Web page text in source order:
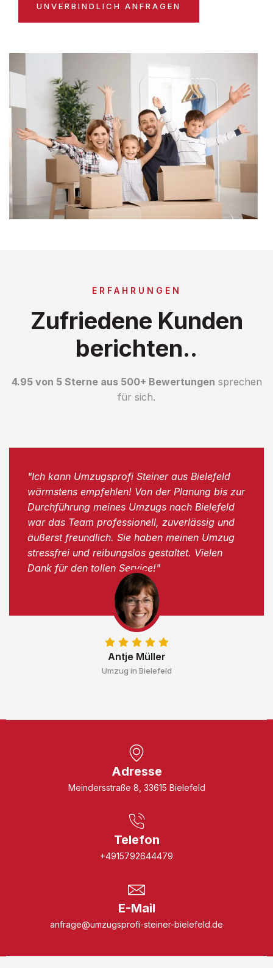
UNVERBINDLICH ANFRAGEN
ERFAHRUNGEN
Zufriedene Kunden
berichten..
4.95 von 5 Sterne aus 500+ Bewertungen sprechen
für sich.
Antje Müller
Umzug in Bielefeld
"Ich kann Umzugsprofi Steiner aus Bielefeld
wärmstens empfehlen! Von der Planung bis zur
Durchführung meines Umzugs nach Bielefeld
war das Team professionell, zuverlässig und
äußerst freundlich. Sie haben meinen Umzug
stressfrei und reibungslos gestaltet. Vielen
Dank für den tollen Service!"
Adresse
Meindersstraße 8, 33615 Bielefeld
Telefon
+4915792644479
E-Mail
anfrage@umzugsprofi-steiner-bielefeld.de